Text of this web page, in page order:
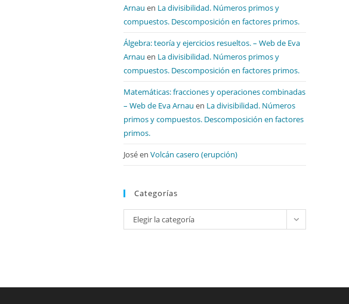
Arnau en La divisibilidad. Números primos y
compuestos. Descomposición en factores primos.
Álgebra: teoría y ejercicios resueltos. – Web de Eva
Arnau en La divisibilidad. Números primos y
compuestos. Descomposición en factores primos.
Matemáticas: fracciones y operaciones combinadas
– Web de Eva Arnau en La divisibilidad. Números
primos y compuestos. Descomposición en factores
primos.
Joséen Volcán casero (erupción)
Categorías
Categorías
Elegir la categoría